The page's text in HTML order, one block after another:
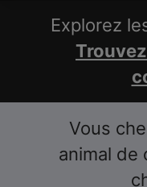
Explorez
Vous
animal de